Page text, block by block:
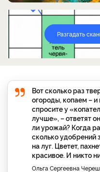
Разгадать
Вот сколько раз
огороды, копаем – и
спросите у
лучше», – ответят
ли урожай? Когда
сколько удобрений
на луг. Цветет,
красивое. И никто
Ольга Сергеевна